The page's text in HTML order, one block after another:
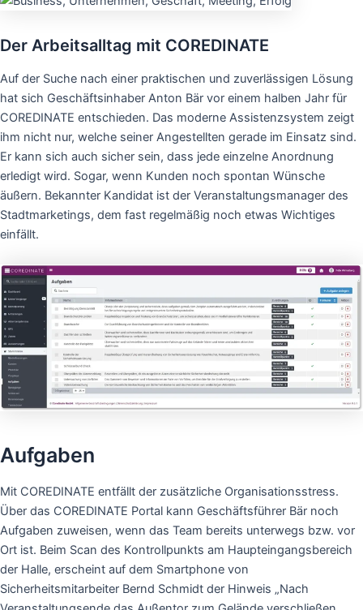
Der Arbeitsalltag mit COREDINATE
Auf der Suche nach einer praktischen und zuverlässigen Lösung
hat sich Geschäftsinhaber Anton Bär vor einem halben Jahr für
COREDINATE entschieden. Das moderne Assistenzsystem zeigt
ihm nicht nur, welche seiner Angestellten gerade im Einsatz sind.
Er kann sich auch sicher sein, dass jede einzelne Anordnung
erledigt wird. Sogar, wenn Kunden noch spontan Wünsche
äußern. Bekannter Kandidat ist der Veranstaltungsmanager des
Stadtmarketings, dem fast regelmäßig noch etwas Wichtiges
einfällt.
Aufgaben
Mit COREDINATE entfällt der zusätzliche Organisationsstress.
Über das COREDINATE Portal kann Geschäftsführer Bär noch
Aufgaben zuweisen, wenn das Team bereits unterwegs bzw. vor
Ort ist. Beim Scan des Kontrollpunkts am Haupteingangsbereich
der Halle, erscheint auf dem Smartphone von
Sicherheitsmitarbeiter Bernd Schmidt der Hinweis „Nach